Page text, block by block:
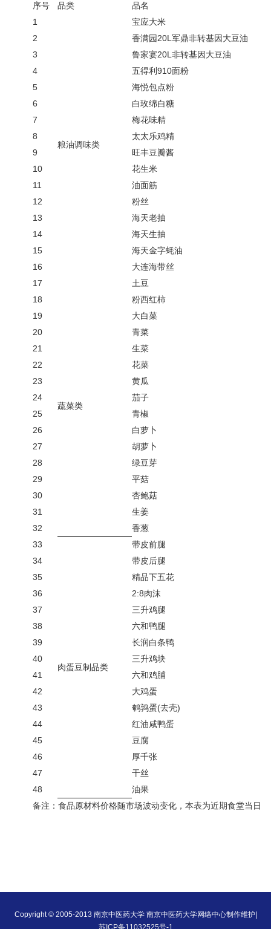
序号 品类 品名
1
粮油调味类
宝应大米
2
香满园20L 军鼎非转基因大豆油
3
鲁家宴20L 非转基因大豆油
4
五得利 910面粉
5
海悦包点粉
6
白玫绵白糖
7
梅花味精
8
太太乐鸡精
9
旺丰豆瓣酱
10
花生米
11
油面筋
12
粉丝
13
海天老抽
14
海天生抽
15
海天金字蚝油
16
大连海带丝
17
蔬菜类
土豆
18
粉西红柿
19
大白菜
20
青菜
21
生菜
22
花菜
23
黄瓜
24
茄子
25
青椒
26
白萝卜
27
胡萝卜
28
绿豆芽
29
平菇
30
杏鲍菇
31
生姜
32
香葱
33
肉蛋豆制品类
带皮前腿
34
带皮后腿
35
精品下五花
36
2:8肉沫
37
三升鸡腿
38
六和鸭腿
39
长润白条鸭
40
三升鸡块
41
六和鸡脯
42
大鸡蛋
43
鹌鹑蛋(去壳)
44
红油咸鸭蛋
45
豆腐
46
厚千张
47
干丝
48
油果
备注：食品原材料价格随市场波动变化，本表为近期食堂当日
Copyright © 2005-2013 南京中医药大学 南京中医药大学网络中心制作维护|
苏ICP备11032525号-1